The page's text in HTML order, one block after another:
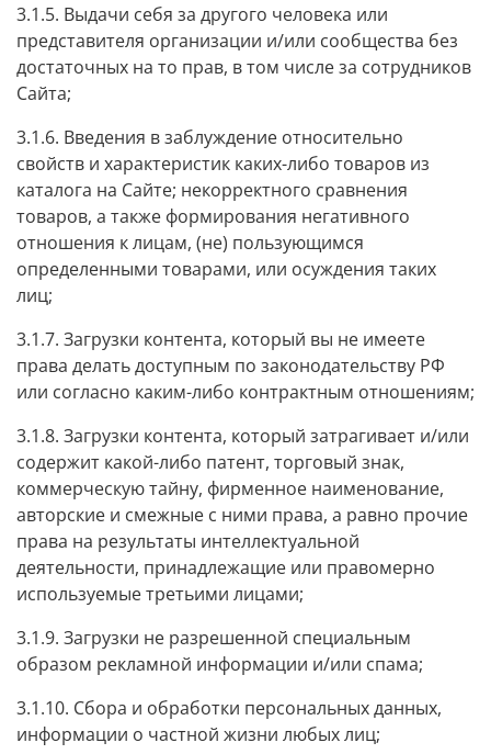
3.1.5. Выдачи себя за другого человека или
представителя организации и/или сообщества без
достаточных на то прав, в том числе за сотрудников
Сайта;
3.1.6. Введения в заблуждение относительно
свойств и характеристик каких-либо товаров из
каталога на Сайте; некорректного сравнения
товаров, а также формирования негативного
отношения к лицам, (не) пользующимся
определенными товарами, или осуждения таких
лиц;
3.1.7. Загрузки контента, который вы не имеете
права делать доступным по законодательству РФ
или согласно каким-либо контрактным отношениям;
3.1.8. Загрузки контента, который затрагивает и/или
содержит какой-либо патент, торговый знак,
коммерческую тайну, фирменное наименование,
авторские и смежные с ними права, а равно прочие
права на результаты интеллектуальной
деятельности, принадлежащие или правомерно
используемые третьими лицами;
3.1.9. Загрузки не разрешенной специальным
образом рекламной информации и/или спама;
3.1.10. Сбора и обработки персональных данных,
информации о частной жизни любых лиц;